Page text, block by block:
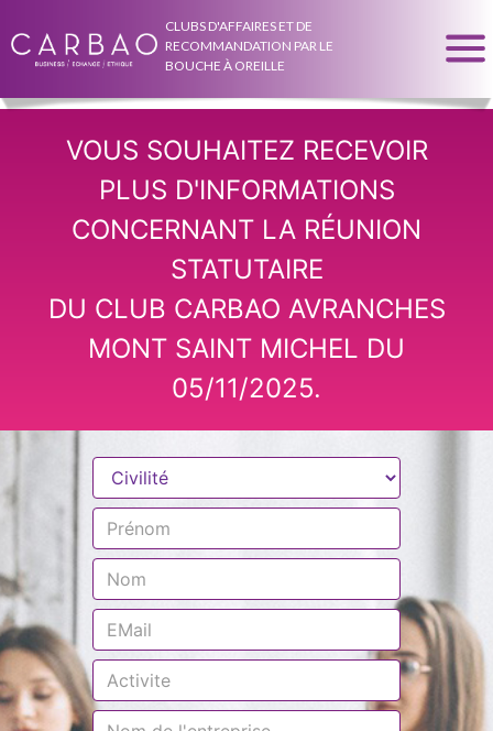
CLUBS D'AFFAIRES ET DE
RECOMMANDATION PAR LE
BOUCHE À OREILLE
VOUS SOUHAITEZ RECEVOIR
PLUS D'INFORMATIONS
CONCERNANT LA RÉUNION
STATUTAIRE
DU CLUB CARBAO AVRANCHES
MONT SAINT MICHEL DU
05/11/2025.